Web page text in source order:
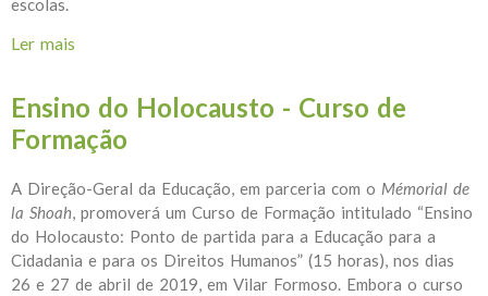
escolas.
Ler mais
Ensino do Holocausto - Curso de
Formação
A Direção-Geral da Educação, em parceria com o Mémorial de
la Shoah , promoverá um Curso de Formação intitulado “Ensino
do Holocausto: Ponto de partida para a Educação para a
Cidadania e para os Direitos Humanos” (15 horas), nos dias
26 e 27 de abril de 2019, em Vilar Formoso. Embora o curso